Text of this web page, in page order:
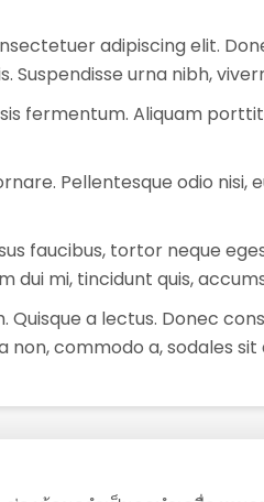
adipiscing elit.
Suspendisse urna nibh,
fermentum. Aliquam
Pellentesque odio nisi,
faucibus, tortor neque
dui mi, tincidunt quis,
Quisque a lectus. Donec
non, commodo a, sodales sit